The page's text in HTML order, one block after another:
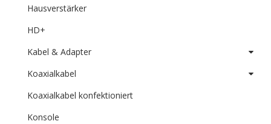
Hausverstärker
HD+
Kabel & Adapter
Koaxialkabel
Koaxialkabel konfektioniert
Konsole